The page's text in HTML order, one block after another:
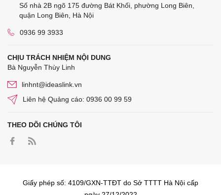
Số nhà 2B ngõ 175 đường Bát Khối, phường Long Biên,
quận Long Biên, Hà Nội
0936 99 3933
CHỊU TRÁCH NHIỆM NỘI DUNG
Bà Nguyễn Thùy Linh
linhnt@ideaslink.vn
Liên hệ Quảng cáo: 0936 00 99 59
THEO DÕI CHÚNG TÔI
Giấy phép số: 4109/GXN-TTĐT do Sở TTTT Hà Nội cấp